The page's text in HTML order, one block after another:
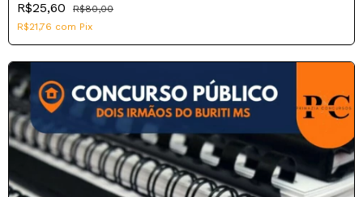
R$25,60
R$80,00
R$21,76 com Pix